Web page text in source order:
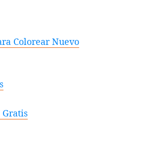
Colorear Nuevo
Gratis